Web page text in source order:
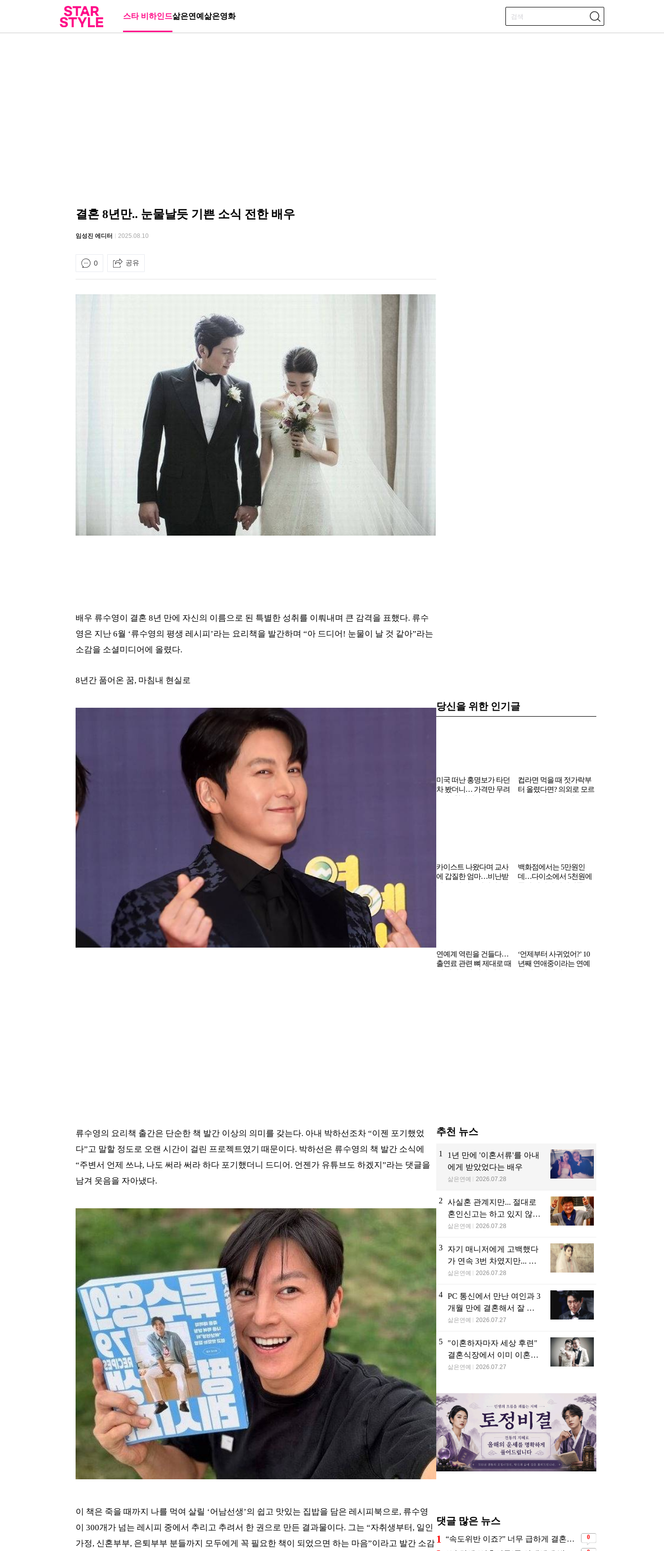
스타 비하인드삶은연예 삶은영화
결혼 8년만.. 눈물날듯 기쁜 소식 전한 배우
임성진 에디터 2025.08.10
0 공유
배우 류수영이 결혼 8년 만에 자신의 이름으로 된 특별한 성취를 이뤄내며 큰 감격을 표했다. 류수
영은 지난 6월 ‘류수영의 평생 레시피’라는 요리책을 발간하며 “아 드디어! 눈물이 날 것 같아”라는
소감을 소셜미디어에 올렸다.
8년간 품어온 꿈, 마침내 현실로
류수영의 요리책 출간은 단순한 책 발간 이상의 의미를 갖는다. 아내 박하선조차 “이젠 포기했었
다”고 말할 정도로 오랜 시간이 걸린 프로젝트였기 때문이다. 박하선은 류수영의 책 발간 소식에
“주변서 언제 쓰냐, 나도 써라 써라 하다 포기했더니 드디어. 언젠가 유튜브도 하겠지”라는 댓글을
남겨 웃음을 자아냈다.
이 책은 죽을 때까지 나를 먹여 살릴 ‘어남선생’의 쉽고 맛있는 집밥을 담은 레시피북으로, 류수영
이 300개가 넘는 레시피 중에서 추리고 추려서 한 권으로 만든 결과물이다. 그는 “자취생부터, 일인
가정, 신혼부부, 은퇴부부 분들까지 모두에게 꼭 필요한 책이 되었으면 하는 마음”이라고 발간 소감
당신을 위한 인기글
미국 떠난 홍명보가 타던
차 봤더니… 가격만 무려
컵라면 먹을 때 젓가락부
터 올렸다면? 의외로 모르
카이스트 나왔다며 교사
에 갑질한 엄마…비난받
백화점에서는 5만원인
데…다이소에서 5천원에
연예계 역린을 건들다…
출연료 관련 뼈 제대로 때
‘언제부터 사귀었어?’ 10
년째 연애중이라는 연예
추천 뉴스
1
1년 만에 '이혼서류'를 아내
에게 받았었다는 배우
삶은연예 2026.07.28
2
사실혼 관계지만... 절대로
혼인신고는 하고 있지 않다
는 배우
삶은연예 2026.07.28
3
자기 매니저에게 고백했다
가 연속 3번 차였지만... 결
국 결혼에 성공한 배우
삶은연예 2026.07.28
4
PC 통신에서 만난 여인과 3
개월 만에 결혼해서 잘 살
고 있는 배우
삶은연예 2026.07.27
5
"이혼하자마자 세상 후련"
결혼식장에서 이미 이혼을
직감했었다는 배우
삶은연예 2026.07.27
댓글 많은 뉴스
1 “속도위반 이죠?” 너무 급하게 결혼해서 모두에게 의심 받았던 스타 0